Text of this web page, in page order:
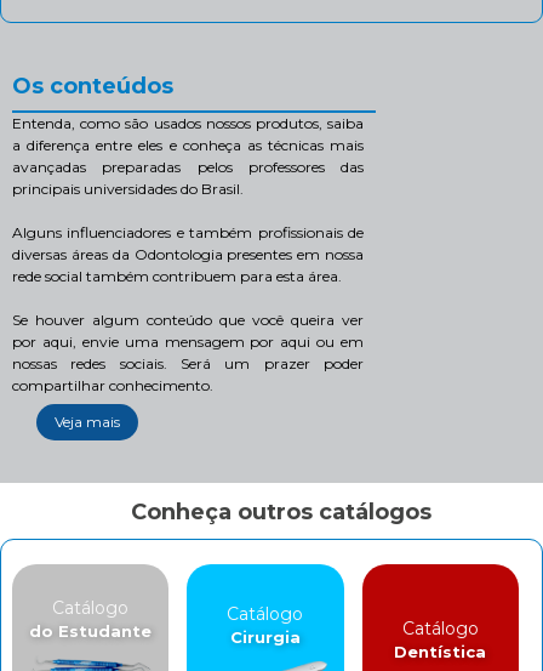
Os conteúdos
Entenda, como são usados nossos produtos, saiba
a diferença entre eles e conheça as técnicas mais
avançadas preparadas pelos professores das
principais universidades do Brasil.
Alguns influenciadores e também profissionais de
diversas áreas da Odontologia presentes em nossa
rede social também contribuem para esta área.
Se houver algum conteúdo que você queira ver
por aqui, envie uma mensagem por aqui ou em
nossas redes sociais. Será um prazer poder
compartilhar conhecimento.
Veja mais
Conheça outros catálogos
Catálogo
do Estudante
Catálogo
Cirurgia Catálogo
Dentística